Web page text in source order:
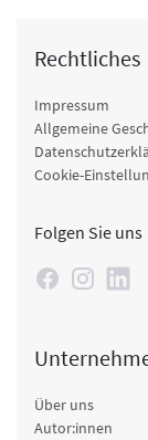
Rechtliches
Impressum
Allgemeine
Cookie-
Folgen Sie uns
Über uns
Autor:innen